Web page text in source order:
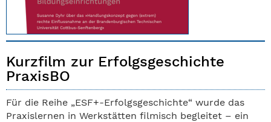
Kurzfilm zur Erfolgsgeschichte
PraxisBO
Für die Reihe „ESF+-Erfolgsgeschichte“ wurde das
Praxislernen in Werkstätten filmisch begleitet – ein